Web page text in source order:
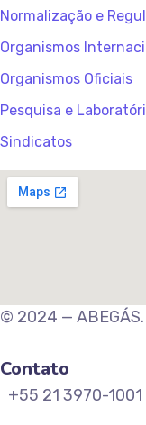
Normalização e
Organismos
Organismos Oficiais
Pesquisa e
Sindicatos
© 2024 —
Contato
+55 21 3970-